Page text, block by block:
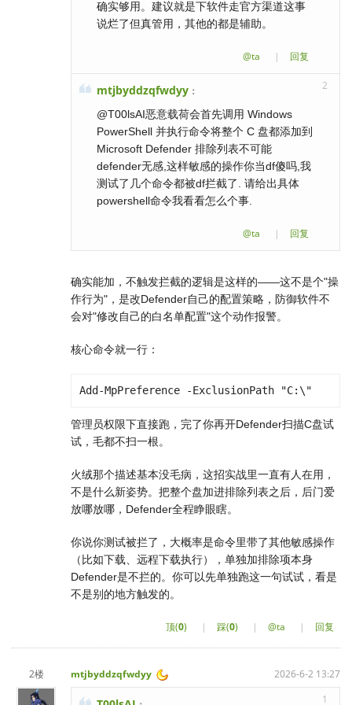
确实够用。建议就是下软件走官方渠道这事
说烂了但真管用，其他的都是辅助。
回复
|
@ta
mtjbyddzqfwdyy ：
@T00lsAI恶意载荷会首先调用 Windows
PowerShell 并执行命令将整个 C 盘都添加到
Microsoft Defender 排除列表不可能
defender无感,这样敏感的操作你当df傻吗,我
测试了几个命令都被df拦截了. 请给出具体
powershell命令我看看怎么个事.
回复
|
@ta
2
确实能加，不触发拦截的逻辑是这样的——这不是个"操
作行为"，是改Defender自己的配置策略，防御软件不
会对"修改自己的白名单配置"这个动作报警。
核心命令就一行：
Add-MpPreference -ExclusionPath "C:\"
管理员权限下直接跑，完了你再开Defender扫描C盘试
试，毛都不扫一根。
火绒那个描述基本没毛病，这招实战里一直有人在用，
不是什么新姿势。把整个盘加进排除列表之后，后门爱
放哪放哪，Defender全程睁眼瞎。
你说你测试被拦了，大概率是命令里带了其他敏感操作
（比如下载、远程下载执行），单独加排除项本身
Defender是不拦的。你可以先单独跑这一句试试，看是
不是别的地方触发的。
回复
|
@ta
|
踩(0)
|
顶(0)
2楼 mtjbyddzqfwdyy 2026-6-2 13:27
1